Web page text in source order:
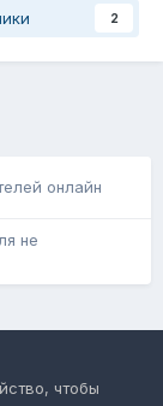
2
онлайн
не
чтобы